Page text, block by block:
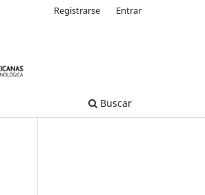
Buscar
Registrarse Entrar